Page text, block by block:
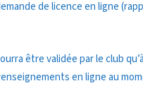
de licence en ligne
être validée par le club
en ligne au